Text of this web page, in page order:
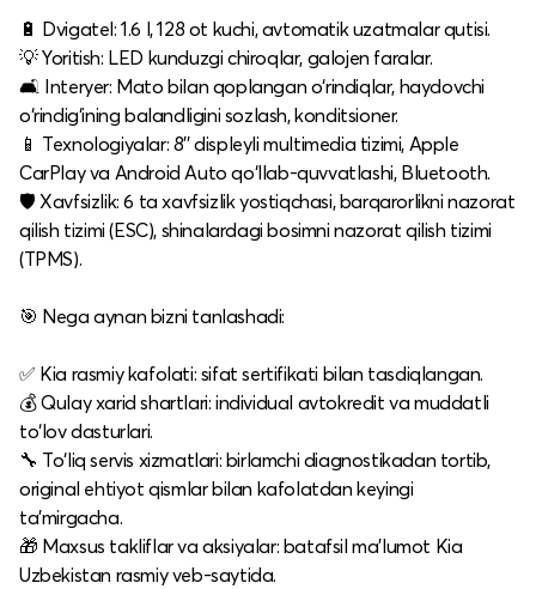
🔋 Dvigatel: 1.6 l, 128 ot kuchi, avtomatik uzatmalar qutisi.
💡 Yoritish: LED kunduzgi chiroqlar, galojen faralar.
🛋️ Interyer: Mato bilan qoplangan o‘rindiqlar, haydovchi
o‘rindig‘ining balandligini sozlash, konditsioner.
📱 Texnologiyalar: 8'' displeyli multimedia tizimi, Apple
CarPlay va Android Auto qo‘llab-quvvatlashi, Bluetooth.
🛡️ Xavfsizlik: 6 ta xavfsizlik yostiqchasi, barqarorlikni nazorat
qilish tizimi (ESC), shinalardagi bosimni nazorat qilish tizimi
(TPMS).​
🎯 Nega aynan bizni tanlashadi:
✅ Kia rasmiy kafolati: sifat sertifikati bilan tasdiqlangan.
💰 Qulay xarid shartlari: individual avtokredit va muddatli
to‘lov dasturlari.
🔧 To‘liq servis xizmatlari: birlamchi diagnostikadan tortib,
original ehtiyot qismlar bilan kafolatdan keyingi
ta’mirgacha.
🎁 Maxsus takliflar va aksiyalar: batafsil ma’lumot Kia
Uzbekistan rasmiy veb-saytida.​